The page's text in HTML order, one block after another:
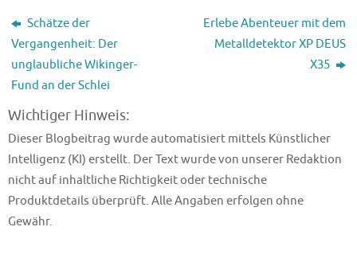
Schätze der
Vergangenheit: Der
unglaubliche Wikinger-
Fund an der Schlei
Erlebe Abenteuer mit dem
Metalldetektor XP DEUS
X35
Wichtiger Hinweis:
Dieser Blogbeitrag wurde automatisiert mittels Künstlicher
Intelligenz (KI) erstellt. Der Text wurde von unserer Redaktion
nicht auf inhaltliche Richtigkeit oder technische
Produktdetails überprüft. Alle Angaben erfolgen ohne
Gewähr.